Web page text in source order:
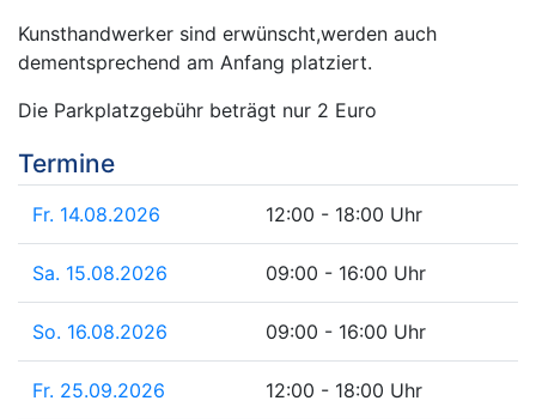
Kunsthandwerker sind erwünscht,werden auch
dementsprechend am Anfang platziert.
Die Parkplatzgebühr beträgt nur 2 Euro
Termine
Fr. 14.08.2026 12:00 - 18:00 Uhr
Sa. 15.08.2026 09:00 - 16:00 Uhr
So. 16.08.2026 09:00 - 16:00 Uhr
Fr. 25.09.2026 12:00 - 18:00 Uhr